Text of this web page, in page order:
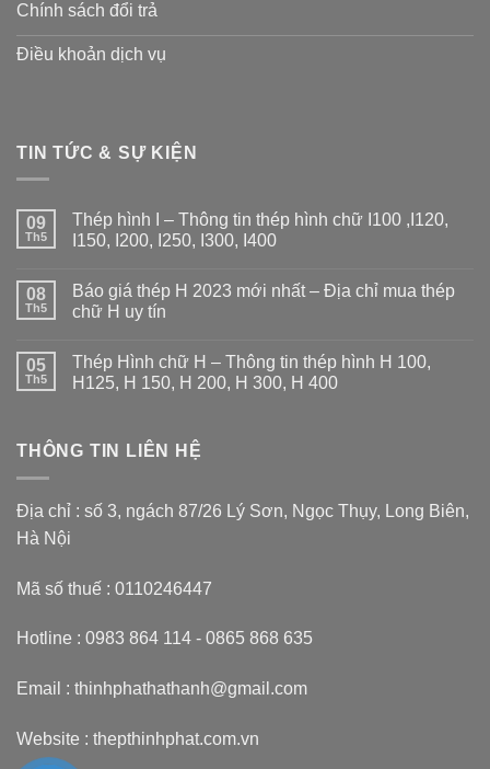
Chính sách đổi trả
Điều khoản dịch vụ
TIN TỨC & SỰ KIỆN
09
Th5
Thép hình I – Thông tin thép hình chữ I100 ,I120,
I150, I200, I250, I300, I400
bình
luận
ở
–
Thông
chữ
I100
I200,
I250,
08
Th5
Báo giá thép H 2023 mới nhất – Địa chỉ mua thép
chữ H uy tín
bình
luận
ở
H
2023
–
Địa
H
05
Th5
Thép Hình chữ H – Thông tin thép hình H 100,
H125, H 150, H 200, H 300, H 400
luận
ở
chữ
H
hình
H125,
H
200,
400
THÔNG TIN LIÊN HỆ
Địa chỉ : số 3, ngách 87/26 Lý Sơn, Ngọc Thụy, Long Biên,
Hà Nội
Mã số thuế : 0110246447
Hotline : 0983 864 114 - 0865 868 635
Email : thinhphathathanh@gmail.com
Website : thepthinhphat.com.vn